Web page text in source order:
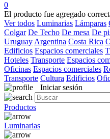
0
El producto fue agregado
Ver todos Luminarias Lámparas
Colgar De Techo De mesa De
Uruguay Argentina Costa Rica
Edificios Espacios comerciales
Hoteles Transporte Espacios
Oficinas Espacios comerciales
Transporte Cultura Edificios
Iniciar sesión
Productos
Luminarias